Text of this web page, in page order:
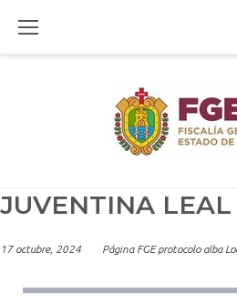
JUVENTINA LEAL
17 octubre, 2024 Página FGE protocolo alba